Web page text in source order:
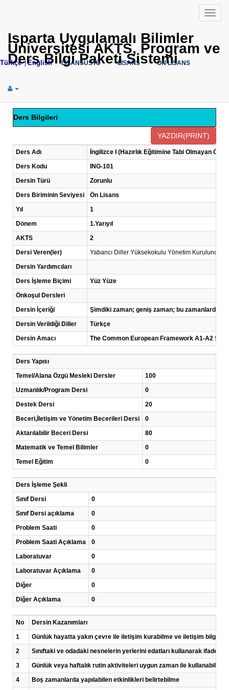
Menü
Isparta Uygulamalı Bilimler
Üniversitesi AKTS, Program ve
Ders Bilgi Paketi Sistemi
Türkçe|English LİSANSÜSTÜ LİSANS ÖN LİSANS
Ders Bilgileri
Ders Adı
İngilizce I (Hazırlık Eğitimine Tabi Olmayan
Ders Kodu
ING-101
Dersin Türü
Zorunlu
Ders Biriminin Seviyesi
Ön Lisans
Yıl
1
Dönem
1.Yarıyıl
AKTS
2
Dersi Veren(ler)
Yabancı Diller Yüksekokulu Yönetim Kurulunca
Dersin Yardımcıları
Ders İşleme Biçimi
Yüz Yüze
Önkoşul Dersleri
Dersin İçeriği
Şimdiki zaman; geniş zaman; bu zamanlarda
Dersin Verildiği Diller
Türkçe
Dersin Amacı
The Common European Framework A1-A2
Ders Yapısı
Temel/Alana Özgü Mesleki Dersler
100
Uzmanlık/Program Dersi
0
Destek Dersi
20
Beceri,İletişim ve Yönetim Becerileri Dersi
0
Aktarılabilir Beceri Dersi
80
Matematik ve Temel Bilimler
0
Temel Eğitim
0
Ders İşleme Şekli
Sınıf Dersi
0
Sınıf Dersi açıklama
0
Problem Saati
0
Problem Saati Açıklama
0
Laboratuvar
0
Laboratuvar Açıklama
0
Diğer
0
Diğer Açıklama
0
No
Dersin Kazanımları
1
Günlük hayatta yakın çevre ile iletişim kurabilme ve iletişim
2
Sınıftaki ve odadaki nesnelerin yerlerini edatları kullanarak ifade
3
Günlük veya haftalık rutin aktiviteleri uygun zaman ile kullanabilme
4
Boş zamanlarda yapılabilen etkinlikleri belirtebilme